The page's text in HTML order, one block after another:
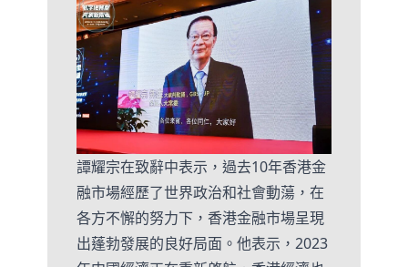
譚耀宗在致辭中表示，過去10年香港金
融市場經歷了世界政治和社會動蕩，在
各方不懈的努力下，香港金融市場呈現
出蓬勃發展的良好局面。他表示，2023